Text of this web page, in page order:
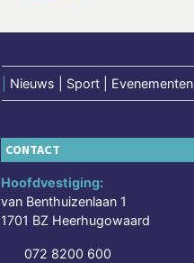
Nieuws | Sport | Evenementen
CONTACT
Hoofdvestiging:
van Benthuizenlaan 1
1701 BZ Heerhugowaard
072 8200 600